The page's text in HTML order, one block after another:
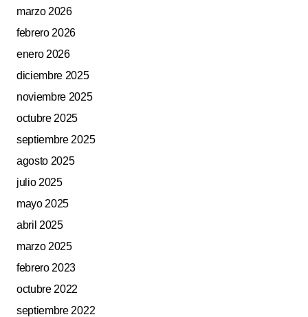
marzo 2026
febrero 2026
enero 2026
diciembre 2025
noviembre 2025
octubre 2025
septiembre 2025
agosto 2025
julio 2025
mayo 2025
abril 2025
marzo 2025
febrero 2023
octubre 2022
septiembre 2022